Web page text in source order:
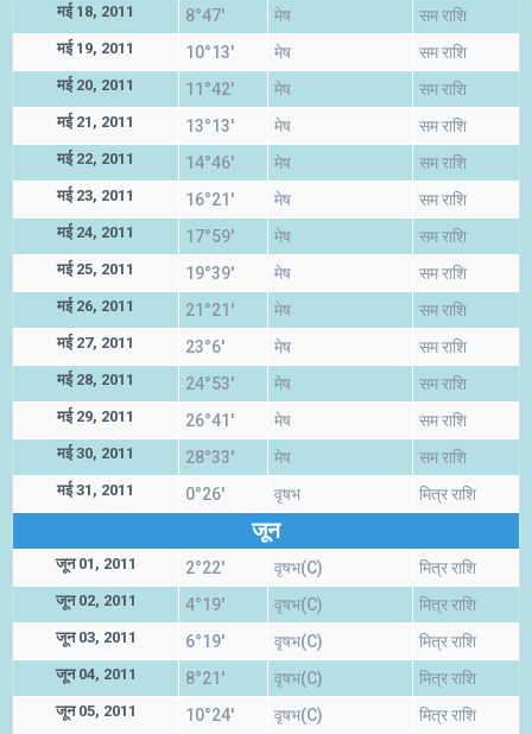
मई 18, 2011 8°47' मेष सम राशि
मई 19, 2011 10°13' मेष सम राशि
मई 20, 2011 11°42' मेष सम राशि
मई 21, 2011 13°13' मेष सम राशि
मई 22, 2011 14°46' मेष सम राशि
मई 23, 2011 16°21' मेष सम राशि
मई 24, 2011 17°59' मेष सम राशि
मई 25, 2011 19°39' मेष सम राशि
मई 26, 2011 21°21' मेष सम राशि
मई 27, 2011 23°6' मेष सम राशि
मई 28, 2011 24°53' मेष सम राशि
मई 29, 2011 26°41' मेष सम राशि
मई 30, 2011 28°33' मेष सम राशि
मई 31, 2011 0°26' वृषभ मित्र राशि
जून
जून 01, 2011 2°22' वृषभ(C) मित्र राशि
जून 02, 2011 4°19' वृषभ(C) मित्र राशि
जून 03, 2011 6°19' वृषभ(C) मित्र राशि
जून 04, 2011 8°21' वृषभ(C) मित्र राशि
जून 05, 2011 10°24' वृषभ(C) मित्र राशि